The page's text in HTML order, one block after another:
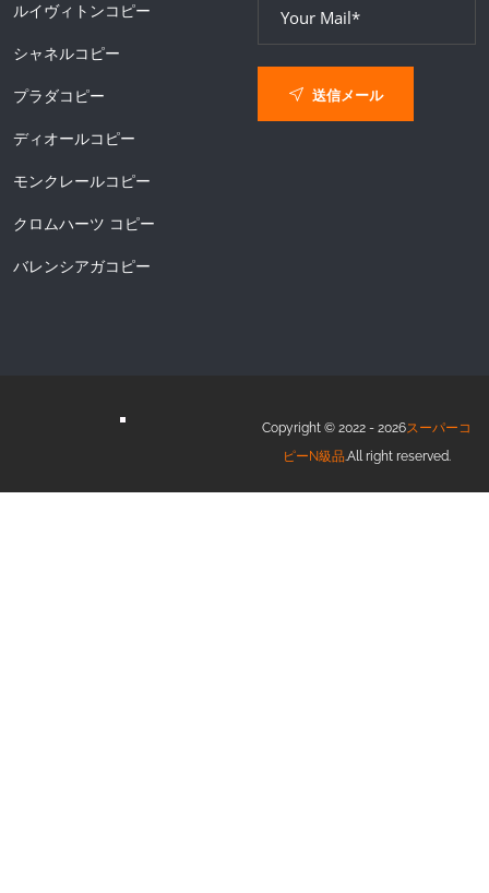
ルイヴィトンコピー
シャネルコピー
プラダコピー
ディオールコピー
モンクレールコピー
クロムハーツ コピー
バレンシアガコピー
送信メール
Copyright © 2022 - 2026スーパーコ
ピーN級品.All right reserved.